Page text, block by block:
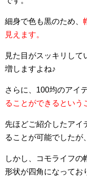
細身で色も黒のため、
見えます。
見た目がスッキリし
増しますよね♪
さらに、100均のアイ
ることができるという
先ほどご紹介したアイ
ることが可能でしたが
しかし、コモライフ
形状が四角になってお